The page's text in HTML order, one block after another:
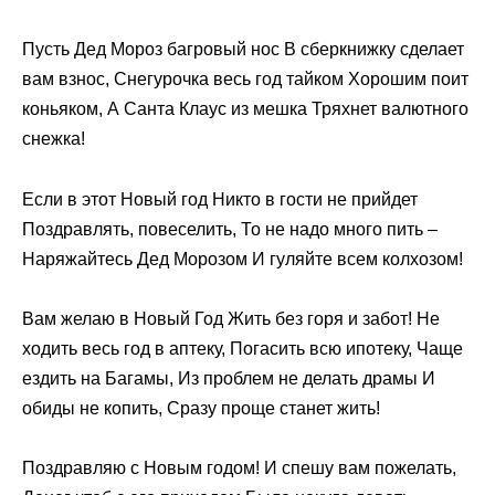
Пусть Дед Мороз багровый нос В сберкнижку сделает
вам взнос, Снегурочка весь год тайком Хорошим поит
коньяком, А Санта Клаус из мешка Тряхнет валютного
снежка!
Если в этот Новый год Никто в гости не прийдет
Поздравлять, повеселить, То не надо много пить –
Наряжайтесь Дед Морозом И гуляйте всем колхозом!
Вам желаю в Новый Год Жить без горя и забот! Не
ходить весь год в аптеку, Погасить всю ипотеку, Чаще
ездить на Багамы, Из проблем не делать драмы И
обиды не копить, Сразу проще станет жить!
Поздравляю с Новым годом! И спешу вам пожелать,